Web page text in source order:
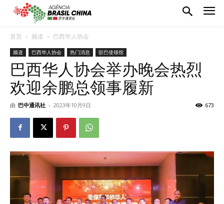
首页 频道 巴西华人协会
频道 巴西华人协会 热门消息 驻巴使领馆
巴西华人协会举办晚会热烈
欢迎余鹏总领事履新
由 巴中通讯社 - 2023年10月9日 673